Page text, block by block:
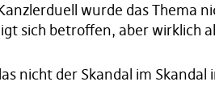
wurde das Thema
sich betroffen, aber wirklich
nicht der Skandal im Skandal